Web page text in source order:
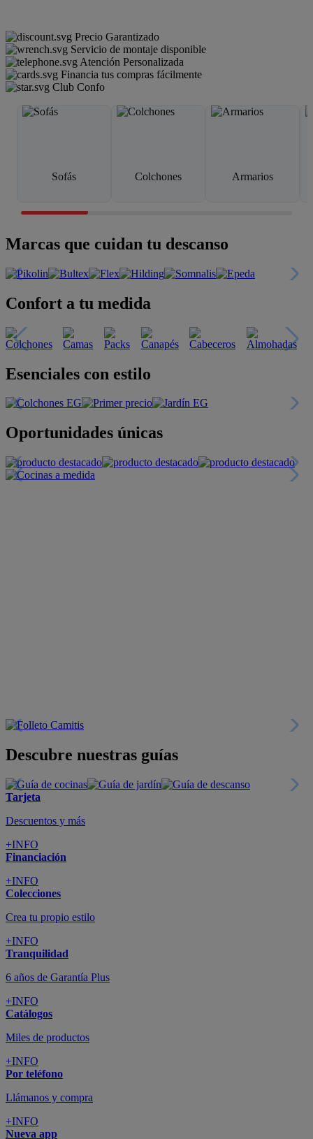
Precio Garantizado
Servicio de montaje disponible
Atención Personalizada
Financia tus compras fácilmente
Club Confo
Sofás Colchones Armarios
Marcas que cuidan tu descanso
Confort a tu medida
Esenciales con estilo
Oportunidades únicas
Descubre nuestras guías
Tarjeta
Descuentos y más
+INFO
Financiación
+INFO
Colecciones
Crea tu propio estilo
+INFO
Tranquilidad
6 años de Garantía Plus
+INFO
Catálogos
Miles de productos
+INFO
Por teléfono
Llámanos y compra
+INFO
Nueva app